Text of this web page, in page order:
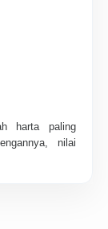
harta paling
nilai